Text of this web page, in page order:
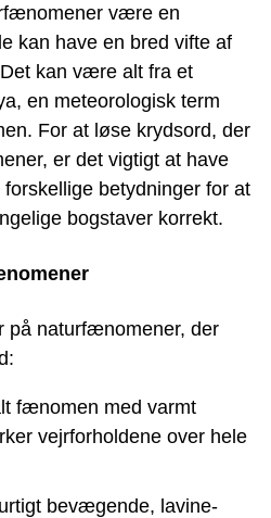
være en
kan have en bred vifte af
kan være alt fra et
en meteorologisk term
For at løse krydsord, der
er det vigtigt at have
betydninger for at
bogstaver korrekt.
på naturfænomener, der
fænomen med varmt
vejrforholdene over hele
bevægende, lavine-